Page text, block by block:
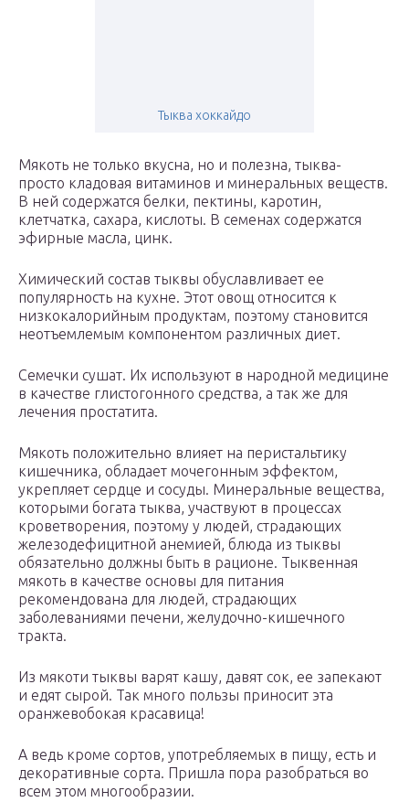
Тыква хоккайдо
Мякоть не только вкусна, но и полезна, тыква-
просто кладовая витаминов и минеральных веществ.
В ней содержатся белки, пектины, каротин,
клетчатка, сахара, кислоты. В семенах содержатся
эфирные масла, цинк.
Химический состав тыквы обуславливает ее
популярность на кухне. Этот овощ относится к
низкокалорийным продуктам, поэтому становится
неотъемлемым компонентом различных диет.
Семечки сушат. Их используют в народной медицине
в качестве глистогонного средства, а так же для
лечения простатита.
Мякоть положительно влияет на перистальтику
кишечника, обладает мочегонным эффектом,
укрепляет сердце и сосуды. Минеральные вещества,
которыми богата тыква, участвуют в процессах
кроветворения, поэтому у людей, страдающих
железодефицитной анемией, блюда из тыквы
обязательно должны быть в рационе. Тыквенная
мякоть в качестве основы для питания
рекомендована для людей, страдающих
заболеваниями печени, желудочно-кишечного
тракта.
Из мякоти тыквы варят кашу, давят сок, ее запекают
и едят сырой. Так много пользы приносит эта
оранжевобокая красавица!
А ведь кроме сортов, употребляемых в пищу, есть и
декоративные сорта. Пришла пора разобраться во
всем этом многообразии.